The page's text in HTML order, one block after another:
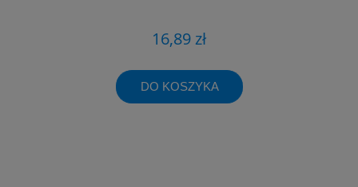
16,89 zł
DO KOSZYKA